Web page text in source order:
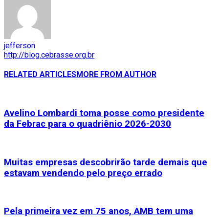
jefferson
http://blog.cebrasse.org.br
RELATED ARTICLESMORE FROM AUTHOR
Avelino Lombardi toma posse como presidente
da Febrac para o quadriênio 2026-2030
Muitas empresas descobrirão tarde demais que
estavam vendendo pelo preço errado
Pela primeira vez em 75 anos, AMB tem uma